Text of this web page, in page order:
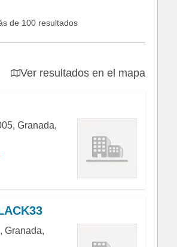
de 100 resultados
Ver resultados en el mapa
Granada,
Granada,